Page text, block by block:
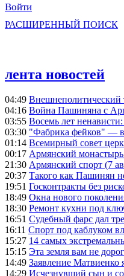
Войти
РАСШИРЕННЫЙ ПОИСК
лента новостей
04:49 Внешнеполитический
04:16 Война Пашиняна с
03:55 Восемь лет
03:30 "Фабрика фейков" —
01:14 Всемирный совет
00:17 Армянский
21:30 Армянский спорт (7
20:37 Такого как Пашинян
19:51 Госконтракты без
18:49 Окна нового
18:30 Ремонт кухни под
16:51 Судебный фарс дал
16:11 Спорт под каблуком
15:27 14 самых
15:15 Эта земля вам не
14:49 Заявление Матвиенко
14:29 Исчезнувший сын и